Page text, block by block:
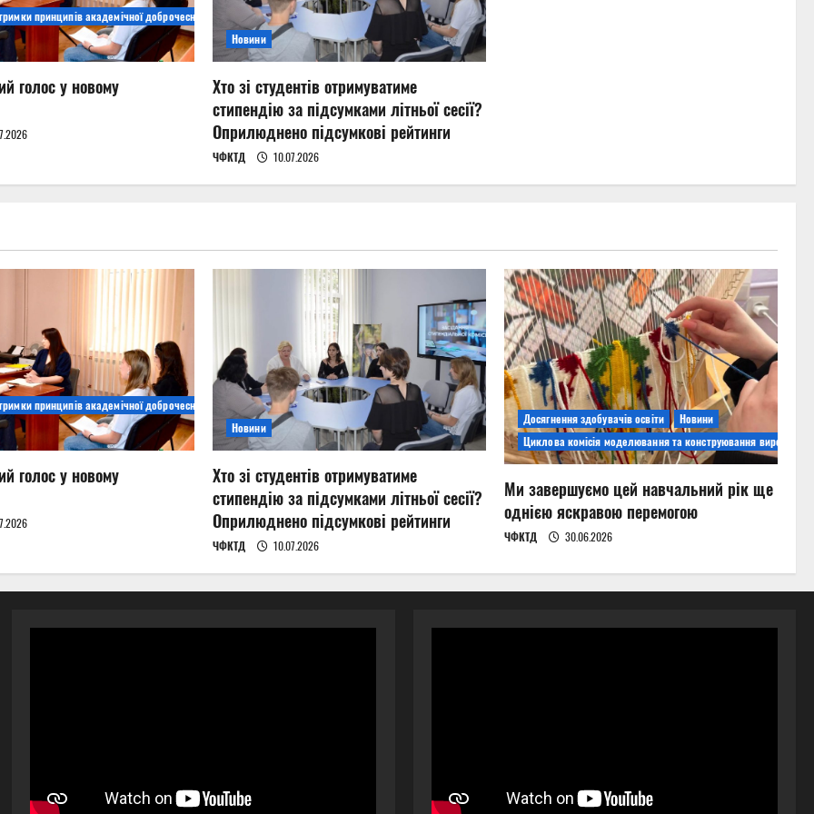
принципів академічної доброчесності
голос у новому
Новини
Хто зі студентів отримуватиме
стипендію за підсумками літньої сесії?
Оприлюднено підсумкові рейтинги
ЧФКТД 10.07.2026
принципів академічної доброчесності
голос у новому
Новини
Хто зі студентів отримуватиме
стипендію за підсумками літньої сесії?
Оприлюднено підсумкові рейтинги
ЧФКТД 10.07.2026
Досягнення здобувачів освіти
Новини
Циклова комісія моделювання та конструювання виробів
Ми завершуємо цей навчальний рік ще
однією яскравою перемогою
ЧФКТД 30.06.2026